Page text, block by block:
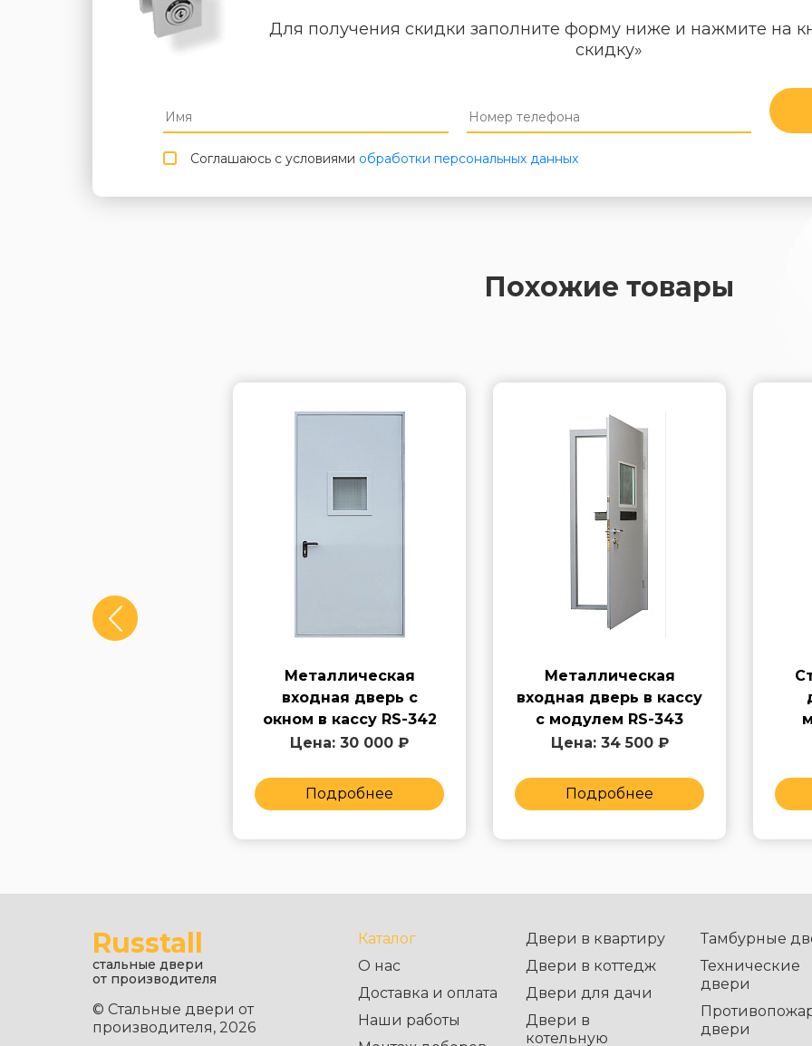
Для получения скидки заполните форму ниже и нажмите на
скидку»
Соглашаюсь с условиями обработки персональных данных
Похожие товары
Металлическая
входная дверь с
окном в кассу RS-342
Цена: 30 000 ₽
Подробнее
Металлическая
входная дверь в кассу
с модулем RS-343
Цена: 34 500 ₽
Подробнее
Russtall
стальные двери
от производителя
© Стальные двери от
производителя, 2026
Каталог
О нас
Доставка и оплата
Наши работы
Двери в квартиру
Двери в коттедж
Двери для дачи
Двери в
котельную
Тамбурные
Технические
двери
двери